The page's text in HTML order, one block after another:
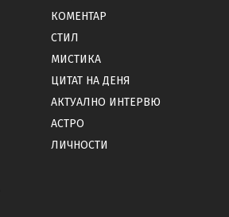
КОМЕНТАР
СТИЛ
МИСТИКА
ЦИТАТ НА ДЕНЯ
АКТУАЛНО ИНТЕРВЮ
АСТРО
ЛИЧНОСТИ